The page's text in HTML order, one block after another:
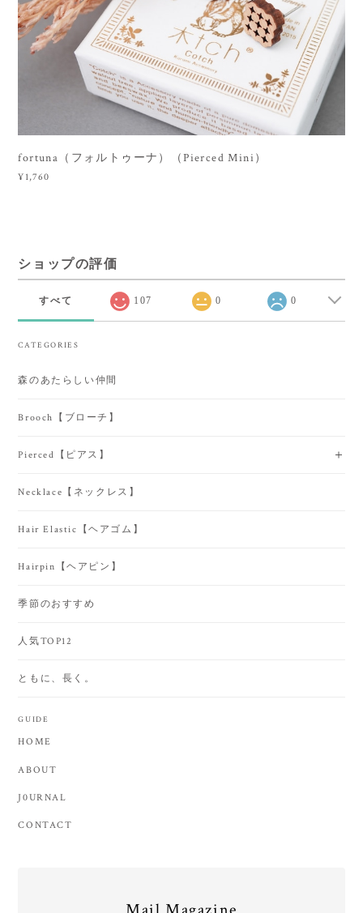
fortuna（フォルトゥーナ）（Pierced Mini）
¥1,760
ショップの評価
すべて 107 0 0
CATEGORIES
森のあたらしい仲間
Brooch【ブローチ】
Pierced【ピアス】
Necklace【ネックレス】
Hair Elastic【ヘアゴム】
Hairpin【ヘアピン】
季節のおすすめ
人気TOP12
ともに、長く。
GUIDE
HOME
ABOUT
J0URNAL
CONTACT